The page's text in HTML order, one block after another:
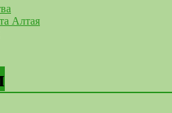
Алтая